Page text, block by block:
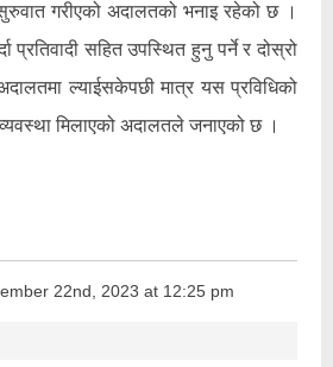
गरीएको अदालतको भनाइ रहेको छ ।
प्रतिवादी सहित उपस्थित हुनु पर्ने र दोस्रो
ल्याईसकेपछी मात्र यस प्रविधिको
व्यवस्था मिलाएको अदालतले जनाएको छ ।
22nd, 2023 at 12:25 pm